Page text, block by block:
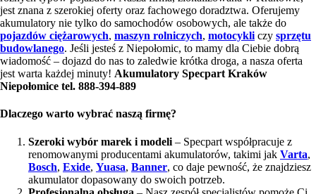
jest znana z szerokiej oferty oraz fachowego doradztwa. Oferujemy
akumulatory nie tylko do samochodów osobowych, ale także do
pojazdów ciężarowych, maszyn rolniczych, motocykli czy sprzętu
budowlanego. Jeśli jesteś z Niepołomic, to mamy dla Ciebie dobrą
wiadomość – dojazd do nas to zaledwie krótka droga, a nasza oferta
jest warta każdej minuty! Akumulatory Specpart Kraków
Niepołomice tel. 888-394-889
Dlaczego warto wybrać naszą firmę?
Szeroki wybór marek i modeli – Specpart współpracuje z
renomowanymi producentami akumulatorów, takimi jak Varta,
Bosch, Exide, Yuasa, Banner, co daje pewność, że znajdziesz
akumulator dopasowany do swoich potrzeb.